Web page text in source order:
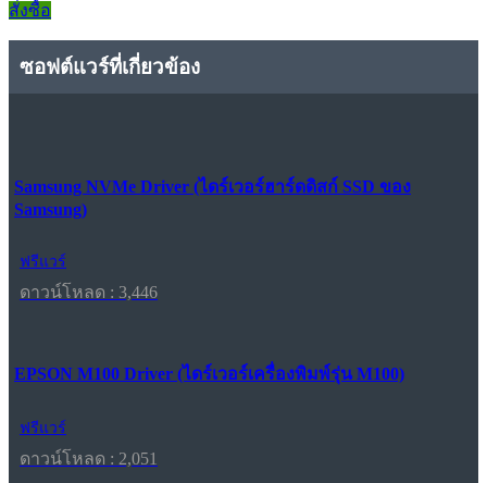
สั่งซื้อ
ซอฟต์แวร์ที่เกี่ยวข้อง
Samsung NVMe Driver (ไดร์เวอร์ฮาร์ดดิสก์ SSD ของ
Samsung)
ฟรีแวร์
ดาวน์โหลด : 3,446
EPSON M100 Driver (ไดร์เวอร์เครื่องพิมพ์รุ่น M100)
ฟรีแวร์
ดาวน์โหลด : 2,051